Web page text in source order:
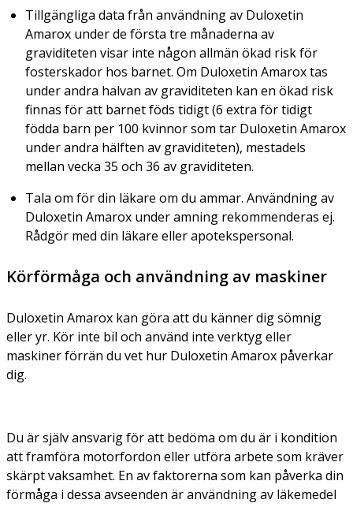
Tillgängliga data från användning av Duloxetin
Amarox under de första tre månaderna av
graviditeten visar inte någon allmän ökad risk för
fosterskador hos barnet. Om Duloxetin Amarox tas
under andra halvan av graviditeten kan en ökad risk
finnas för att barnet föds tidigt (6 extra för tidigt
födda barn per 100 kvinnor som tar Duloxetin Amarox
under andra hälften av graviditeten), mestadels
mellan vecka 35 och 36 av graviditeten.
Tala om för din läkare om du ammar. Användning av
Duloxetin Amarox under amning rekommenderas ej.
Rådgör med din läkare eller apotekspersonal.
Körförmåga och användning av maskiner
Duloxetin Amarox kan göra att du känner dig sömnig
eller yr. Kör inte bil och använd inte verktyg eller
maskiner förrän du vet hur Duloxetin Amarox påverkar
dig.
Du är själv ansvarig för att bedöma om du är i kondition
att framföra motorfordon eller utföra arbete som kräver
skärpt vaksamhet. En av faktorerna som kan påverka din
förmåga i dessa avseenden är användning av läkemedel